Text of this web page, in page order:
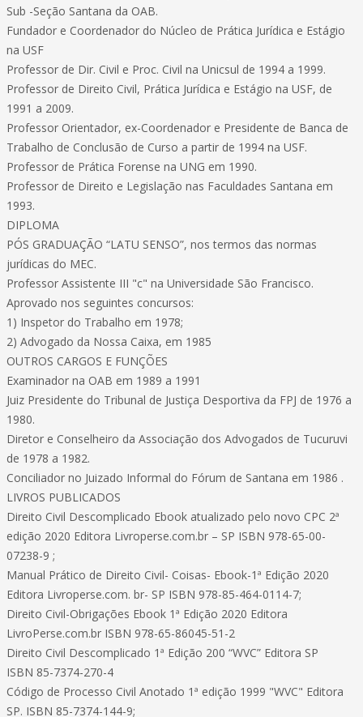
Sub -Seção Santana da OAB.
Fundador e Coordenador do Núcleo de Prática Jurídica e Estágio
na USF
Professor de Dir. Civil e Proc. Civil na Unicsul de 1994 a 1999.
Professor de Direito Civil, Prática Jurídica e Estágio na USF, de
1991 a 2009.
Professor Orientador, ex-Coordenador e Presidente de Banca de
Trabalho de Conclusão de Curso a partir de 1994 na USF.
Professor de Prática Forense na UNG em 1990.
Professor de Direito e Legislação nas Faculdades Santana em
1993.
DIPLOMA
PÓS GRADUAÇÃO “LATU SENSO”, nos termos das normas
jurídicas do MEC.
Professor Assistente III "c" na Universidade São Francisco.
Aprovado nos seguintes concursos:
1) Inspetor do Trabalho em 1978;
2) Advogado da Nossa Caixa, em 1985
OUTROS CARGOS E FUNÇÕES
Examinador na OAB em 1989 a 1991
Juiz Presidente do Tribunal de Justiça Desportiva da FPJ de 1976 a
1980.
Diretor e Conselheiro da Associação dos Advogados de Tucuruvi
de 1978 a 1982.
Conciliador no Juizado Informal do Fórum de Santana em 1986 .
LIVROS PUBLICADOS
Direito Civil Descomplicado Ebook atualizado pelo novo CPC 2ª
edição 2020 Editora Livroperse.com.br – SP ISBN 978-65-00-
07238-9 ;
Manual Prático de Direito Civil- Coisas- Ebook-1ª Edição 2020
Editora Livroperse.com. br- SP ISBN 978-85-464-0114-7;
Direito Civil-Obrigações Ebook 1ª Edição 2020 Editora
LivroPerse.com.br ISBN 978-65-86045-51-2
Direito Civil Descomplicado 1ª Edição 200 “WVC” Editora SP
ISBN 85-7374-270-4
Código de Processo Civil Anotado 1ª edição 1999 "WVC" Editora
SP. ISBN 85-7374-144-9;